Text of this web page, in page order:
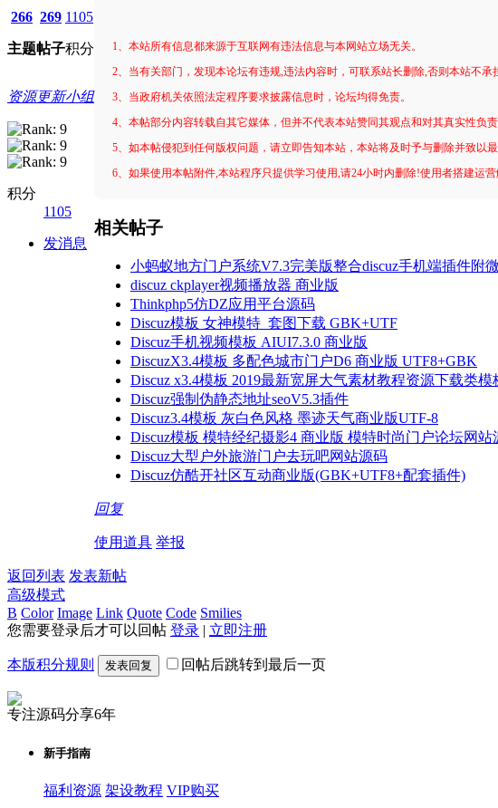
266
主题
269
帖子
1105
积分
资源更新小组
积分
1105
发消息
1、本站所有信息都来源于互联网有违法信息与本网站立场无关。
2、当有关部门，发现本论坛有违规,违法内容时，可联系站长删除,否则本站不承
3、当政府机关依照法定程序要求披露信息时，论坛均得免责。
4、本帖部分内容转载自其它媒体，但并不代表本站赞同其观点和对其真实性负责
5、如本帖侵犯到任何版权问题，请立即告知本站，本站将及时予与删除并致以
6、如果使用本帖附件,本站程序只提供学习使用,请24小时内删除!使用者搭建运
相关帖子
小蚂蚁地方门户系统V7.3完美版整合discuz手机端插件附
discuz ckplayer视频播放器 商业版
Thinkphp5仿DZ应用平台源码
Discuz模板 女神模特_套图下载 GBK+UTF
Discuz手机视频模板 AIUI7.3.0 商业版
DiscuzX3.4模板 多配色城市门户D6 商业版 UTF8+GBK
Discuz x3.4模板 2019最新宽屏大气素材教程资源下载类模
Discuz强制伪静态地址seoV5.3插件
Discuz3.4模板 灰白色风格 墨迹天气商业版UTF-8
Discuz模板 模特经纪摄影4 商业版 模特时尚门户论坛网站
Discuz大型户外旅游门户去玩吧网站源码
Discuz仿酷开社区互动商业版(GBK+UTF8+配套插件)
回复
使用道具 举报
返回列表 发表新帖
高级模式
B Color Image Link Quote Code Smilies
您需要登录后才可以回帖 登录 | 立即注册
本版积分规则 发表回复 回帖后跳转到最后一页
专注源码分享6年
新手指南
福利资源 架设教程 VIP购买